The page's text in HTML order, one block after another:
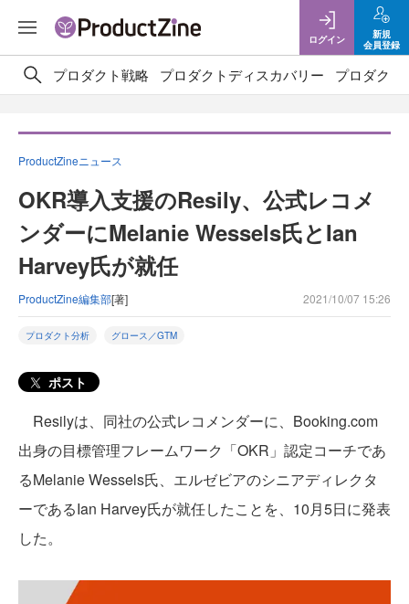
ログイン
新規
会員登録
プロダクト戦略 プロダクトディスカバリー プロダクト
ProductZineニュース
OKR導入支援のResily、公式レコメ
ンダーにMelanie Wessels氏とIan
Harvey氏が就任
ProductZine編集部[著] 2021/10/07 15:26
プロダクト分析 グロース／GTM
ポスト
Resilyは、同社の公式レコメンダーに、Booking.com
出身の目標管理フレームワーク「OKR」認定コーチであ
るMelanie Wessels氏、エルゼビアのシニアディレクタ
ーであるIan Harvey氏が就任したことを、10月5日に発表
した。